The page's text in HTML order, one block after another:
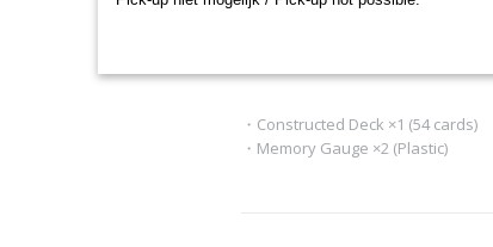
・Constructed Deck ×1 (54 cards)
・Memory Gauge ×2 (Plastic)